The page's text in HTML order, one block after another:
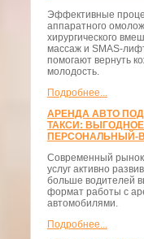
Эффективные
аппаратного
хирургического
массаж и SMAS-
помогают вернуть
молодость.
Подробнее...
АРЕНДА АВТО
ТАКСИ:
ПЕРСОНАЛЬНЫЙ-
Современный
услуг активно
больше водителей
формат работы с
автомобилями.
Подробнее...